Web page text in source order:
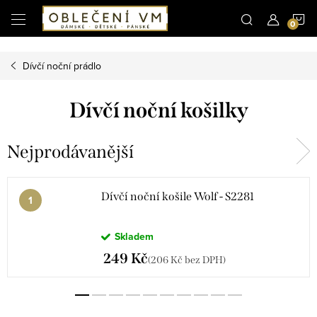
Microsoft Clarity
Přejít
na
Dívčí noční prádlo
Dívčí noční košilky
Nejprodávanější
Dívčí noční košile Wolf - S2281
Skladem
249 Kč(206 Kč bez DPH)